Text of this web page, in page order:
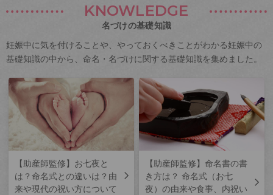
KNOWLEDGE
名づけの基礎知識
妊娠中に気を付けることや、やっておくべきことがわかる妊娠中の
基礎知識の中から、命名・名づけに関する基礎知識を集めました。
【助産師監修】お七夜と
は？命名式との違いは？由
来や現代の祝い方について
【助産師監修】命名書の書
き方は？ 命名式（お七
夜）の由来や食事、内祝い